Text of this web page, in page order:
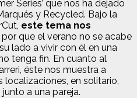
Series’ que nos ha dejado
y Recycled. Bajo la
este tema nos
que el verano no se acabe
lado a vivir con él en una
tenga fin. En cuanto al
éste nos muestra a
en solitario,
a una pareja.